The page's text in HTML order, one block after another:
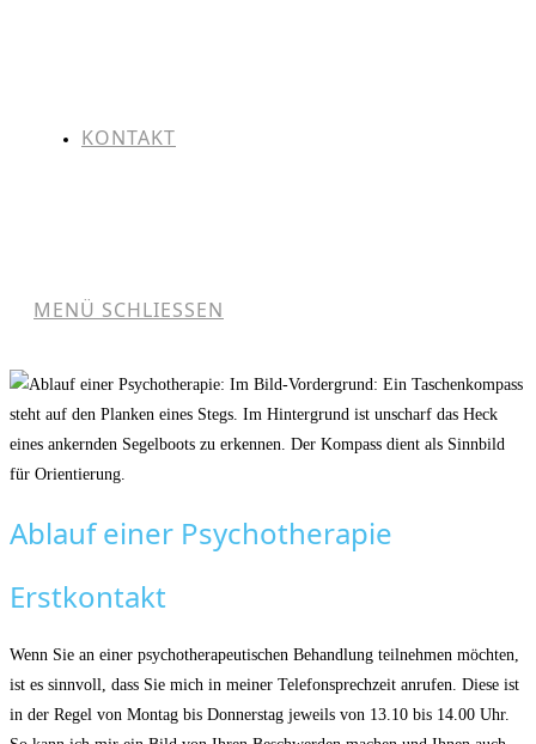
KONTAKT
MENÜ SCHLIESSEN
Ablauf einer Psychotherapie
Erstkontakt
Wenn Sie an einer psychotherapeutischen Behandlung teilnehmen möchten,
ist es sinnvoll, dass Sie mich in meiner Telefonsprechzeit anrufen. Diese ist
in der Regel von Montag bis Donnerstag jeweils von 13.10 bis 14.00 Uhr.